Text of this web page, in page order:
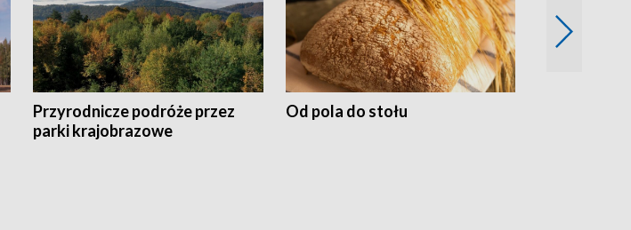
Przyrodnicze podróże przez
parki krajobrazowe
Od pola do stołu